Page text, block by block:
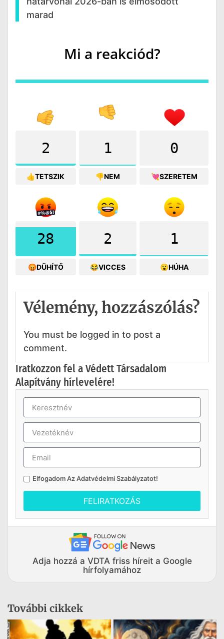
marad
Mi a reakciód?
2
👍TETSZIK
1
👎NEM
0
💘SZERETEM
28
😡DÜHÍTŐ
2
😂VICCES
1
😮HÚHA
Vélemény, hozzászólás?
You must be logged in to post a
comment.
Iratkozzon fel a Védett Társadalom
Alapítvány hírlevelére!
Elfogadom AzAdatvédelmi Szabályzatot!
FELIRATKOZÁS
Adja hozzá a VDTA friss híreit a Google
hírfolyamához
További cikkek